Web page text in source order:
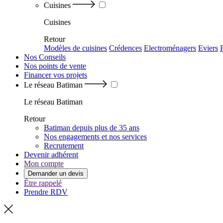
Cuisines
Cuisines
Retour
Modèles de cuisines Crédences Electroménagers Eviers
Nos Conseils
Nos points de vente
Financer vos projets
Le réseau Batiman
Le réseau Batiman
Retour
Batiman depuis plus de 35 ans
Nos engagements et nos services
Recrutement
Devenir adhérent
Mon compte
Demander un devis
Être rappelé
Prendre RDV